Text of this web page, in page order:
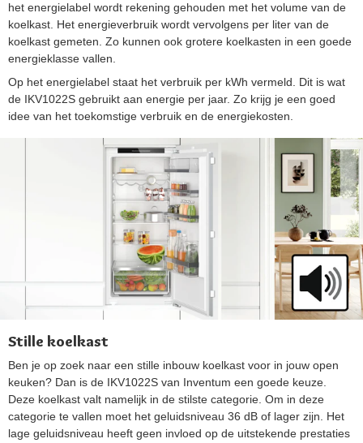
het energielabel wordt rekening gehouden met het volume van de
koelkast. Het energieverbruik wordt vervolgens per liter van de
koelkast gemeten. Zo kunnen ook grotere koelkasten in een goede
energieklasse vallen.
Op het energielabel staat het verbruik per kWh vermeld. Dit is wat
de IKV1022S gebruikt aan energie per jaar. Zo krijg je een goed
idee van het toekomstige verbruik en de energiekosten.
Stille koelkast
Ben je op zoek naar een stille inbouw koelkast voor in jouw open
keuken? Dan is de IKV1022S van Inventum een goede keuze.
Deze koelkast valt namelijk in de stilste categorie. Om in deze
categorie te vallen moet het geluidsniveau 36 dB of lager zijn. Het
lage geluidsniveau heeft geen invloed op de uitstekende prestaties